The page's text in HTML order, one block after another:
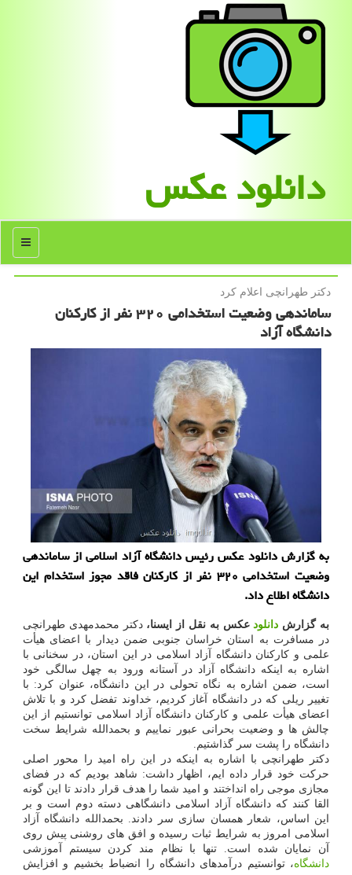
دانلود عكس
منو
دكتر طهرانچی اعلام كرد
ساماندهی وضعیت استخدامی ۳۲۰ نفر از کارکنان
دانشگاه آزاد
به گزارش دانلود عکس رئیس دانشگاه آزاد اسلامی از ساماندهی
وضعیت استخدامی ۳۲۰ نفر از کارکنان فاقد مجوز استخدام این
دانشگاه اطلاع داد.
به گزارش دانلودعکس به نقل از ایسنا،دکتر محمدمهدی طهرانچی
در مسافرت به استان خراسان جنوبی ضمن دیدار با اعضای هیأت
علمی و کارکنان دانشگاه آزاد اسلامی در این استان، در سخنانی با
اشاره به اینکه دانشگاه آزاد در آستانه ورود به چهل سالگی خود
است، ضمن اشاره به نگاه تحولی در این دانشگاه، عنوان کرد: با
تغییر ریلی که در دانشگاه آغاز کردیم، خداوند تفضل کرد و با تلاش
اعضای هیأت علمی و کارکنان دانشگاه آزاد اسلامی توانستیم از این
چالش ها و وضعیت بحرانی عبور نماییم و بحمدالله شرایط سخت
دانشگاه را پشت سر گذاشتیم.
دکتر طهرانچی با اشاره به اینکه در این راه امید را محور اصلی
حرکت خود قرار داده ایم، اظهار داشت: شاهد بودیم که در فضای
مجازی موجی راه انداختند و امید شما را هدف قرار دادند تا این گونه
القا کنند که دانشگاه آزاد اسلامی دانشگاهی دسته دوم است و بر
این اساس، شعار همسان سازی سر دادند. بحمدالله دانشگاه آزاد
اسلامی امروز به شرایط ثبات رسیده و افق های روشنی پیش روی
آن نمایان شده است. تنها با نظام مند کردن سیستم آموزشی
دانشگاه، توانستیم درآمدهای دانشگاه را انضباط بخشیم و افزایش